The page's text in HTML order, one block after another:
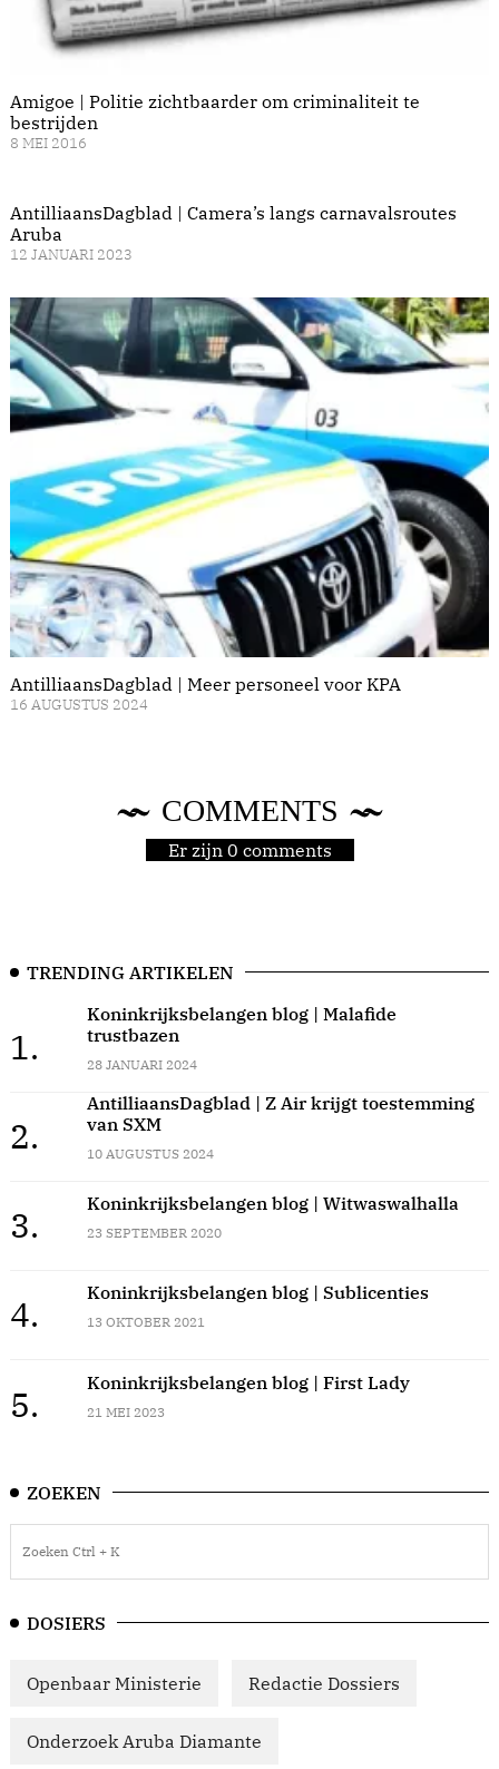
Amigoe | Politie zichtbaarder om criminaliteit te
bestrijden
8 MEI 2016
AntilliaansDagblad | Camera’s langs carnavalsroutes
Aruba
12 JANUARI 2023
AntilliaansDagblad | Meer personeel voor KPA
16 AUGUSTUS 2024
COMMENTS
Er zijn 0 comments
TRENDING ARTIKELEN
1.
Koninkrijksbelangen blog | Malafide
trustbazen
28 JANUARI 2024
2.
AntilliaansDagblad | Z Air krijgt toestemming
van SXM
10 AUGUSTUS 2024
3.
Koninkrijksbelangen blog | Witwaswalhalla
23 SEPTEMBER 2020
4.
Koninkrijksbelangen blog | Sublicenties
13 OKTOBER 2021
5.
Koninkrijksbelangen blog | First Lady
21 MEI 2023
ZOEKEN
DOSIERS
Openbaar Ministerie Redactie Dossiers
Onderzoek Aruba Diamante